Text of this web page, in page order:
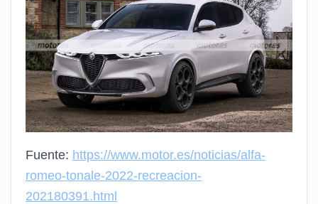
Fuente: https://www.motor.es/noticias/alfa-
romeo-tonale-2022-recreacion-
202180391.html